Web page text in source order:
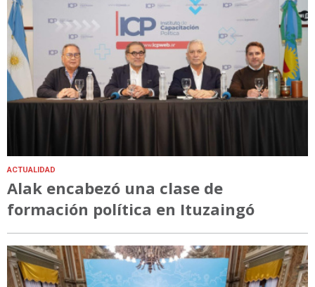
ACTUALIDAD
Alak encabezó una clase de
formación política en Ituzaingó